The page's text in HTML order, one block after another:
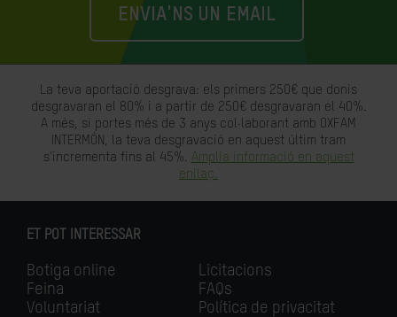
ENVIA'NS UN EMAIL
La teva aportació desgrava: els primers 250€ que donis
desgravaran el 80% i a partir de 250€ desgravaran el 40%.
A més, si portes més de 3 anys col·laborant amb OXFAM
INTERMÓN, la teva desgravació en aquest últim tram
s'incrementa fins al 45%. Amplia informació en aquest
enllaç.
ET POT INTERESSAR
Botiga online
Feina
Voluntariat
Licitacions
FAQs
Política de privacitat